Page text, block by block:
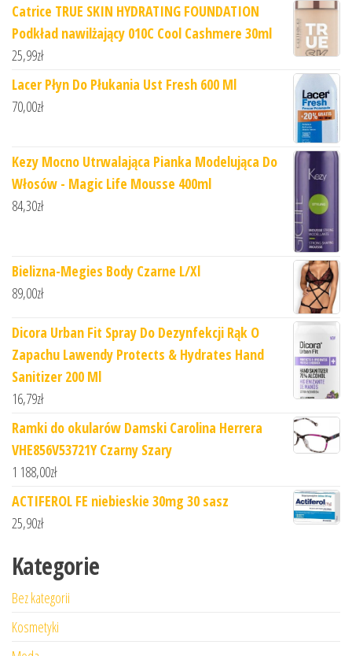
Catrice TRUE SKIN HYDRATING FOUNDATION
Podkład nawilżający 010C Cool Cashmere 30ml
25,99zł
Lacer Płyn Do Płukania Ust Fresh 600 Ml
70,00zł
Kezy Mocno Utrwalająca Pianka Modelująca Do
Włosów - Magic Life Mousse 400ml
84,30zł
Bielizna-Megies Body Czarne L/Xl
89,00zł
Dicora Urban Fit Spray Do Dezynfekcji Rąk O
Zapachu Lawendy Protects & Hydrates Hand
Sanitizer 200 Ml
16,79zł
Ramki do okularów Damski Carolina Herrera
VHE856V53721Y Czarny Szary
1 188,00zł
ACTIFEROL FE niebieskie 30mg 30 sasz
25,90zł
Kategorie
Bez kategorii
Kosmetyki